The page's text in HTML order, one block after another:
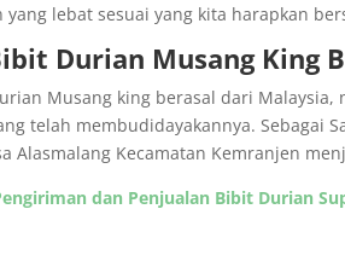
lebat sesuai yang kita harapkan
Durian Musang King
Musang king berasal dari
telah membudidayakannya. Sebagai
Alasmalang Kecamatan Kemranjen
dan Penjualan Bibit Durian